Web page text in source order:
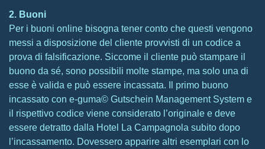
2. Buoni
Per i buoni online bisogna tener conto che questi vengono
messi a disposizione del cliente provvisti di un codice a
prova di falsificazione. Siccome il cliente può stampare il
buono da sé, sono possibili molte stampe, ma solo una di
esse è valida e può essere incassata. Il primo buono
incassato con e-guma© Gutschein Management System e
il rispettivo codice viene considerato l’originale e deve
essere detratto dalla Hotel La Campagnola subito dopo
l’incassamento. Dovessero apparire altri esemplari con lo